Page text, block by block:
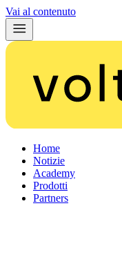
Vai al contenuto
Home
Notizie
Academy
Prodotti
Partners